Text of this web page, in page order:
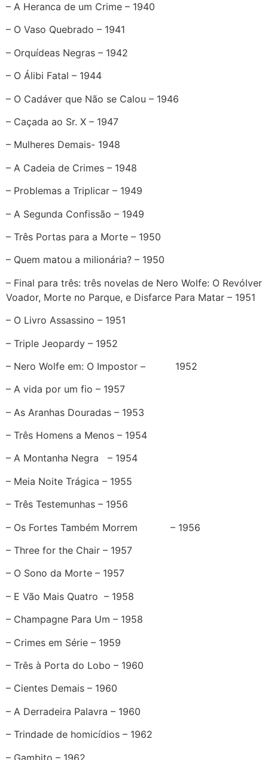
– A Heranca de um Crime – 1940
– O Vaso Quebrado – 1941
– Orquídeas Negras – 1942
– O Álibi Fatal – 1944
– O Cadáver que Não se Calou – 1946
– Caçada ao Sr. X – 1947
– Mulheres Demais- 1948
– A Cadeia de Crimes – 1948
– Problemas a Triplicar – 1949
– A Segunda Confissão – 1949
– Três Portas para a Morte – 1950
– Quem matou a milionária? – 1950
– Final para três: três novelas de Nero Wolfe: O Revólver
Voador, Morte no Parque, e Disfarce Para Matar – 1951
– O Livro Assassino – 1951
– Triple Jeopardy – 1952
– Nero Wolfe em: O Impostor – 1952
– A vida por um fio – 1957
– As Aranhas Douradas – 1953
– Três Homens a Menos – 1954
– A Montanha Negra – 1954
– Meia Noite Trágica – 1955
– Três Testemunhas – 1956
– Os Fortes Também Morrem – 1956
– Three for the Chair – 1957
– O Sono da Morte – 1957
– E Vão Mais Quatro – 1958
– Champagne Para Um – 1958
– Crimes em Série – 1959
– Três à Porta do Lobo – 1960
– Cientes Demais – 1960
– A Derradeira Palavra – 1960
– Trindade de homicídios – 1962
– Gambito – 1962